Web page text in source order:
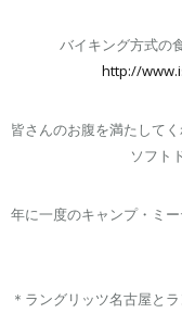
バイキング方式の
http://
皆さんのお腹を満たして
ソフト
年に一度のキャンプ・ミ
＊ラングリッツ名古屋と